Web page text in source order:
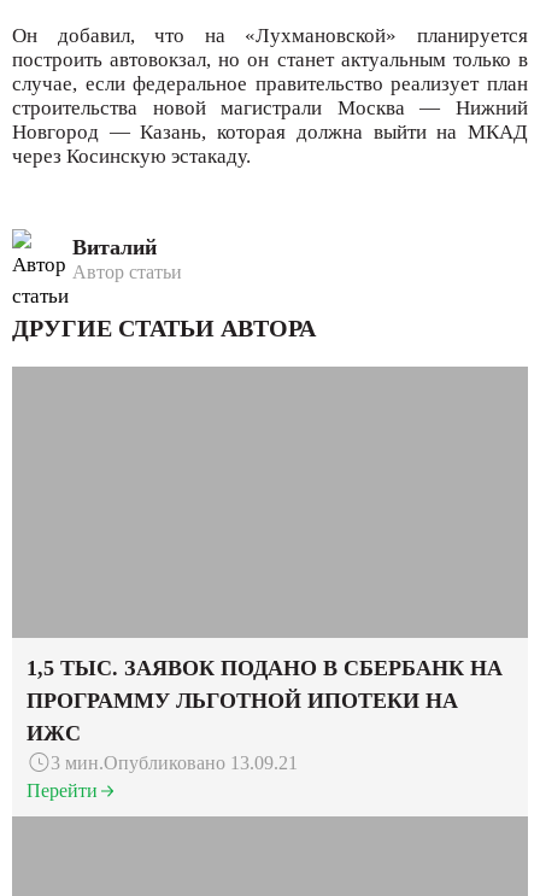
Он добавил, что на «Лухмановской» планируется
построить автовокзал, но он станет актуальным только в
случае, если федеральное правительство реализует план
строительства новой магистрали Москва — Нижний
Новгород — Казань, которая должна выйти на МКАД
через Косинскую эстакаду.
Виталий
Автор статьи
ДРУГИЕ СТАТЬИ АВТОРА
1,5 ТЫС. ЗАЯВОК ПОДАНО В СБЕРБАНК НА
ПРОГРАММУ ЛЬГОТНОЙ ИПОТЕКИ НА
ИЖС
3 мин.Опубликовано 13.09.21
Перейти